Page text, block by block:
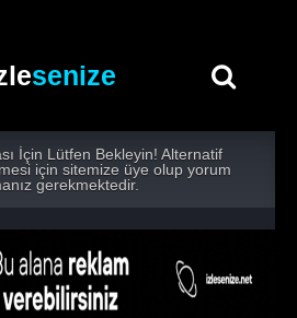
senize
İçin Lütfen Bekleyin! Alternatif
için sitemize üye olup yorum
gerekmektedir.